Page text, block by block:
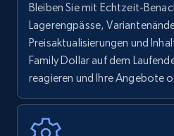
Amazon Reviews
URL, Product name,
rating object, Product rating
Author name, Asin, and more.
Bleiben Sie mit Echtzeit-
Lagerengpässe,
Preisaktualisierungen und
Family Dollar auf dem
reagieren und Ihre Angebote